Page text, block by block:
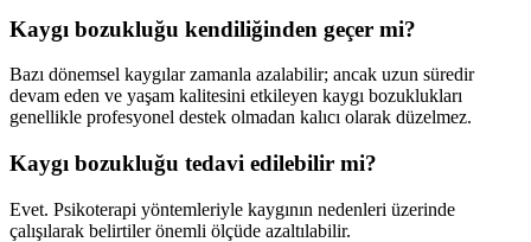
Kaygı bozukluğu kendiliğinden geçer mi?
Bazı dönemsel kaygılar zamanla azalabilir; ancak uzun süredir
devam eden ve yaşam kalitesini etkileyen kaygı bozuklukları
genellikle profesyonel destek olmadan kalıcı olarak düzelmez.
Kaygı bozukluğu tedavi edilebilir mi?
Evet. Psikoterapi yöntemleriyle kaygının nedenleri üzerinde
çalışılarak belirtiler önemli ölçüde azaltılabilir.